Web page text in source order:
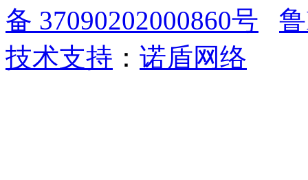
备 37090202000860号
技术支持 ： 诺盾网络